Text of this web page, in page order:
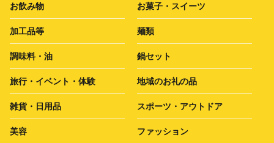
お飲み物 お菓子・スイーツ
加工品等 麺類
調味料・油 鍋セット
旅行・イベント・体験 地域のお礼の品
雑貨・日用品 スポーツ・アウトドア
美容 ファッション